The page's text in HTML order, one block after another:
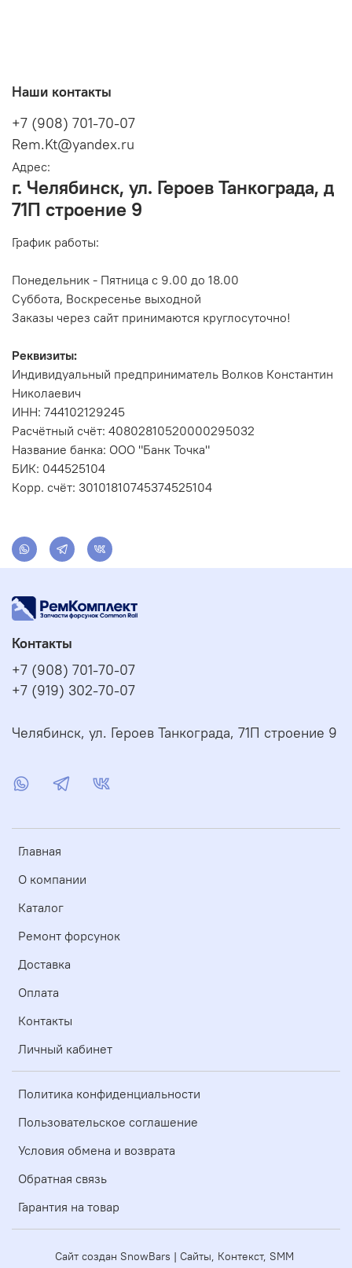
Наши контакты
+7 (908) 701-70-07
Rem.Kt@yandex.ru
Адрес:
г. Челябинск, ул. Героев Танкограда, д
71П строение 9
График работы:
Понедельник - Пятница с 9.00 до 18.00
Суббота, Воскресенье выходной
Заказы через сайт принимаются круглосуточно!
Реквизиты:
Индивидуальный предприниматель Волков Константин
Николаевич
ИНН: 744102129245
Расчётный счёт: 40802810520000295032
Название банка: ООО "Банк Точка"
БИК: 044525104
Корр. счёт: 30101810745374525104
Главная
О компании
Каталог
Ремонт форсунок
Доставка
Оплата
Контакты
Личный кабинет
Политика конфиденциальности
Пользовательское соглашение
Условия обмена и возврата
Обратная связь
Гарантия на товар
Контакты
+7 (908) 701-70-07
+7 (919) 302-70-07
Челябинск, ул. Героев Танкограда, 71П строение 9
Сайт создан SnowBars | Сайты, Контекст, SMM